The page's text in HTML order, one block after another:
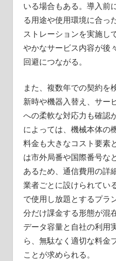
いる場合もある。導入前
る用途や使用環境に合っ
ストレーションを実施し
やかなサービス内容が後
回避につながる。
また、複数年での契約を
新時や機器入替え、サー
への柔軟な対応力も確認
によっては、機械本体の
料金も大きなコスト要素
は市外局番や国際番号な
あるため、通信費用の詳
業者ごとに設けられてい
で使用し放題とするプラ
分だけ課金する形態が混
データ容量と自社の利用
ら、無駄なく適切な料金
ことが求められる。